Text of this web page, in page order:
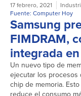
17 febrero, 2021
Fuente: Computer Hoy
Samsung
FIMDRAM,
integrada
Un nuevo tipo de
ejecutar los procesos
chip de memoria.